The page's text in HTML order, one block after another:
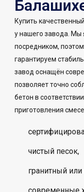
Купить
у нашего завода. Мы
посредником,
гарантируем
завод оснащён
позволяет точно
бетон в
приготовления
чистый песок,
гранитный